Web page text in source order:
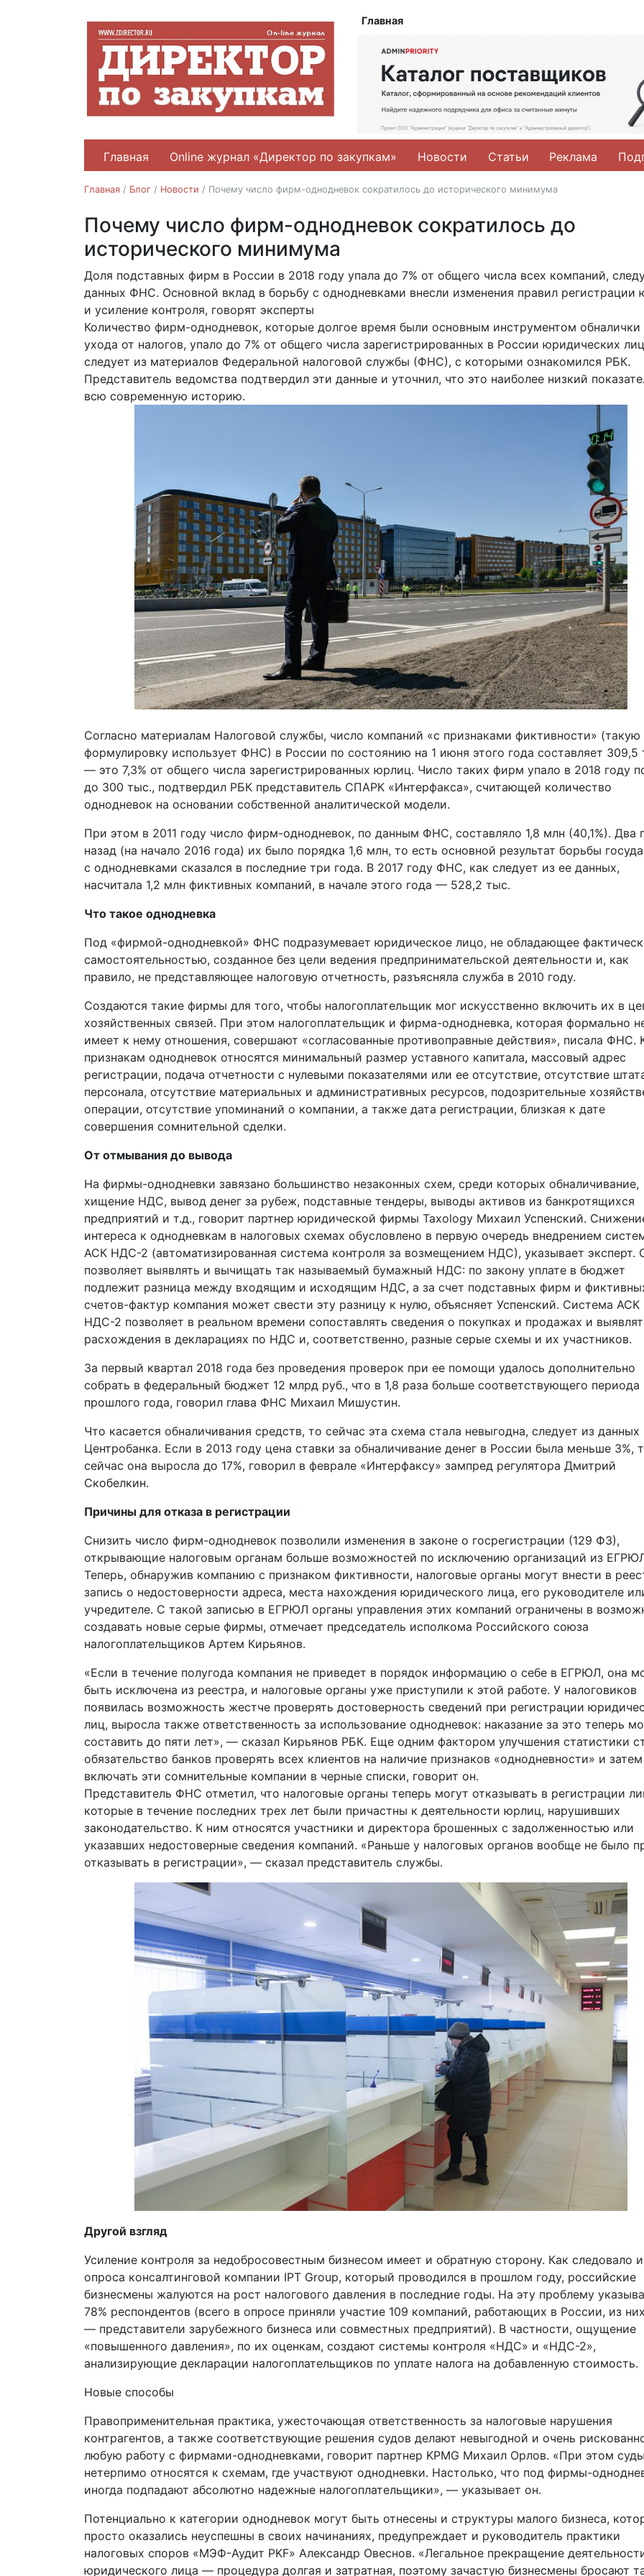
Главная
Главная Online журнал «Директор по закупкам» Новости Статьи Реклама
Главная / Блог / Новости / Почему число фирм-однодневок сократилось до исторического минимума
Новости
налоги
фирмы-однодневки
ФНС
Почему число фирм-однодневок сократилось до
исторического минимума
26.06.2018
Доля подставных фирм в России в 2018 году упала до 7% от общего числа всех компаний,
данных ФНС. Основной вклад в борьбу с однодневками внесли изменения правил регистрации
и усиление контроля, говорят эксперты
Количество фирм-однодневок, которые долгое время были основным инструментом обналички
ухода от налогов, упало до 7% от общего числа зарегистрированных в России юридических
следует из материалов Федеральной налоговой службы (ФНС), с которыми ознакомился РБК.
Представитель ведомства подтвердил эти данные и уточнил, что это наиболее низкий
всю современную историю.
Согласно материалам Налоговой службы, число компаний «с признаками фиктивности» (такую
формулировку использует ФНС) в России по состоянию на 1 июня этого года составляет 309,5
— это 7,3% от общего числа зарегистрированных юрлиц. Число таких фирм упало в 2018 году
до 300 тыс., подтвердил РБК представитель СПАРК «Интерфакса», считающей количество
однодневок на основании собственной аналитической модели.
При этом в 2011 году число фирм-однодневок, по данным ФНС, составляло 1,8 млн (40,1%). Два
назад (на начало 2016 года) их было порядка 1,6 млн, то есть основной результат борьбы
с однодневками сказался в последние три года. В 2017 году ФНС, как следует из ее данных,
насчитала 1,2 млн фиктивных компаний, в начале этого года — 528,2 тыс.
Что такое однодневка
Под «фирмой-однодневкой» ФНС подразумевает юридическое лицо, не обладающее
самостоятельностью, созданное без цели ведения предпринимательской деятельности и, как
правило, не представляющее налоговую отчетность, разъясняла служба в 2010 году.
Создаются такие фирмы для того, чтобы налогоплательщик мог искусственно включить их в
хозяйственных связей. При этом налогоплательщик и фирма-однодневка, которая формально
имеет к нему отношения, совершают «согласованные противоправные действия», писала ФНС.
признакам однодневок относятся минимальный размер уставного капитала, массовый адрес
регистрации, подача отчетности с нулевыми показателями или ее отсутствие, отсутствие
персонала, отсутствие материальных и административных ресурсов, подозрительные
операции, отсутствие упоминаний о компании, а также дата регистрации, близкая к дате
совершения сомнительной сделки.
От отмывания до вывода
На фирмы-однодневки завязано большинство незаконных схем, среди которых обналичивание,
хищение НДС, вывод денег за рубеж, подставные тендеры, выводы активов из банкротящихся
предприятий и т.д., говорит партнер юридической фирмы Taxology Михаил Успенский.
интереса к однодневкам в налоговых схемах обусловлено в первую очередь внедрением
АСК НДС-2 (автоматизированная система контроля за возмещением НДС), указывает эксперт.
позволяет выявлять и вычищать так называемый бумажный НДС: по закону уплате в бюджет
подлежит разница между входящим и исходящим НДС, а за счет подставных фирм и
счетов-фактур компания может свести эту разницу к нулю, объясняет Успенский. Система АСК
НДС-2 позволяет в реальном времени сопоставлять сведения о покупках и продажах и
расхождения в декларациях по НДС и, соответственно, разные серые схемы и их участников.
За первый квартал 2018 года без проведения проверок при ее помощи удалось дополнительно
собрать в федеральный бюджет 12 млрд руб., что в 1,8 раза больше соответствующего периода
прошлого года, говорил глава ФНС Михаил Мишустин.
Что касается обналичивания средств, то сейчас эта схема стала невыгодна, следует из данных
Центробанка. Если в 2013 году цена ставки за обналичивание денег в России была меньше 3%,
сейчас она выросла до 17%, говорил в феврале «Интерфаксу» зампред регулятора Дмитрий
Скобелкин.
Причины для отказа в регистрации
Снизить число фирм-однодневок позволили изменения в законе о госрегистрации (129 ФЗ),
открывающие налоговым органам больше возможностей по исключению организаций из
Теперь, обнаружив компанию с признаком фиктивности, налоговые органы могут внести в
запись о недостоверности адреса, места нахождения юридического лица, его руководителе
учредителе. С такой записью в ЕГРЮЛ органы управления этих компаний ограничены в
создавать новые серые фирмы, отмечает председатель исполкома Российского союза
налогоплательщиков Артем Кирьянов.
«Если в течение полугода компания не приведет в порядок информацию о себе в ЕГРЮЛ, она
быть исключена из реестра, и налоговые органы уже приступили к этой работе. У налоговиков
появилась возможность жестче проверять достоверность сведений при регистрации
лиц, выросла также ответственность за использование однодневок: наказание за это теперь
составить до пяти лет», — сказал Кирьянов РБК. Еще одним фактором улучшения статистики
обязательство банков проверять всех клиентов на наличие признаков «однодневности» и затем
включать эти сомнительные компании в черные списки, говорит он.
Представитель ФНС отметил, что налоговые органы теперь могут отказывать в регистрации
которые в течение последних трех лет были причастны к деятельности юрлиц, нарушивших
законодательство. К ним относятся участники и директора брошенных с задолженностью или
указавших недостоверные сведения компаний. «Раньше у налоговых органов вообще не было
отказывать в регистрации», — сказал представитель службы.
Другой взгляд
Усиление контроля за недобросовестным бизнесом имеет и обратную сторону. Как следовало
опроса консалтинговой компании IPT Group, который проводился в прошлом году, российские
бизнесмены жалуются на рост налогового давления в последние годы. На эту проблему
78% респондентов (всего в опросе приняли участие 109 компаний, работающих в России, из
— представители зарубежного бизнеса или совместных предприятий). ​В частности, ощущение
«повышенного давления», по их оценкам, создают системы контроля «НДС» и «НДС-2»,
анализирующие декларации налогоплательщиков по уплате налога на добавленную стоимость.
Новые способы
Правоприменительная практика, ужесточающая ответственность за налоговые нарушения
контрагентов, а также соответствующие решения судов делают невыгодной и очень
любую работу с фирмами-однодневками, говорит партнер KPMG Михаил Орлов. «При этом суды
нетерпимо относятся к схемам, где участвуют однодневки. Настолько, что под фирмы-
иногда подпадают абсолютно надежные налогоплательщики», — указывает он.
Потенциально к категории однодневок могут быть отнесены и структуры малого бизнеса,
просто оказались неуспешны в своих начинаниях, предупреждает и руководитель практики
налоговых споров «МЭФ-Аудит PKF» Александр Овеснов. «Легальное прекращение
юридического лица — процедура долгая и затратная, поэтому зачастую бизнесмены бросают